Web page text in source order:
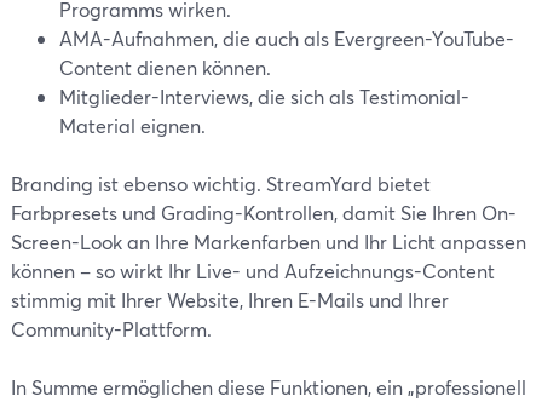
Programms wirken.
AMA-Aufnahmen, die auch als Evergreen-YouTube-
Content dienen können.
Mitglieder-Interviews, die sich als Testimonial-
Material eignen.
Branding ist ebenso wichtig. StreamYard bietet
Farbpresets und Grading-Kontrollen, damit Sie Ihren On-
Screen-Look an Ihre Markenfarben und Ihr Licht anpassen
können – so wirkt Ihr Live- und Aufzeichnungs-Content
stimmig mit Ihrer Website, Ihren E-Mails und Ihrer
Community-Plattform.
In Summe ermöglichen diese Funktionen, ein „professionell